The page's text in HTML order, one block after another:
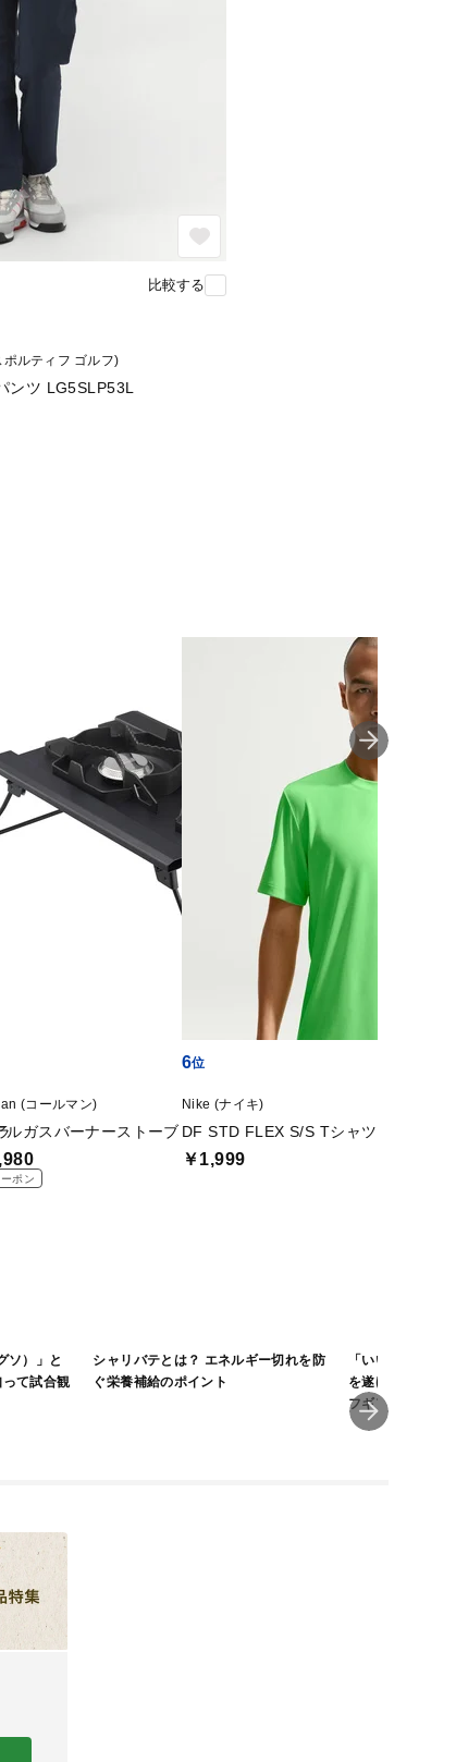
比較する
ルティフ ゴルフ)
ンツ LG5SLP53L
(コールマン)
ルガスバーナーストーブ
ポン
6
Nike (ナイキ)
DF STD FLEX S/S Tシャツ
￥1,999
ソ）」と
て試合観
シャリバテとは？ エネルギー切れを防
ぐ栄養補給のポイント
「いいところ」
を遂げたプロモ
フギアVol.208
FORGED」アイ